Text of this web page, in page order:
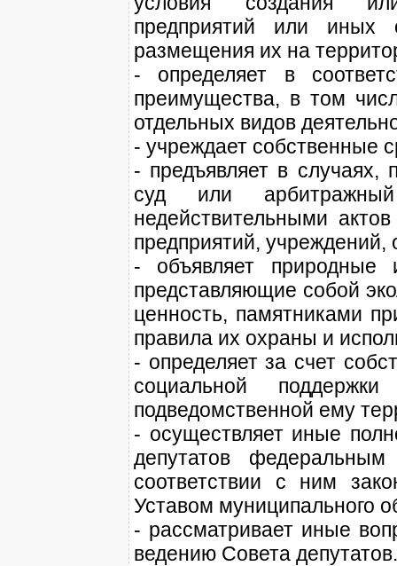
предприятий или иных
размещения их на
- определяет в
преимущества, в том
отдельных видов
- учреждает собственные
- предъявляет в случаях,
суд или
недействительными актов
предприятий, учреждений,
- объявляет природные
представляющие собой
ценность, памятниками
правила их охраны и
- определяет за счет
социальной
подведомственной ему
- осуществляет иные
депутатов
соответствии с ним
Уставом муниципального
- рассматривает иные
ведению Совета депутатов.